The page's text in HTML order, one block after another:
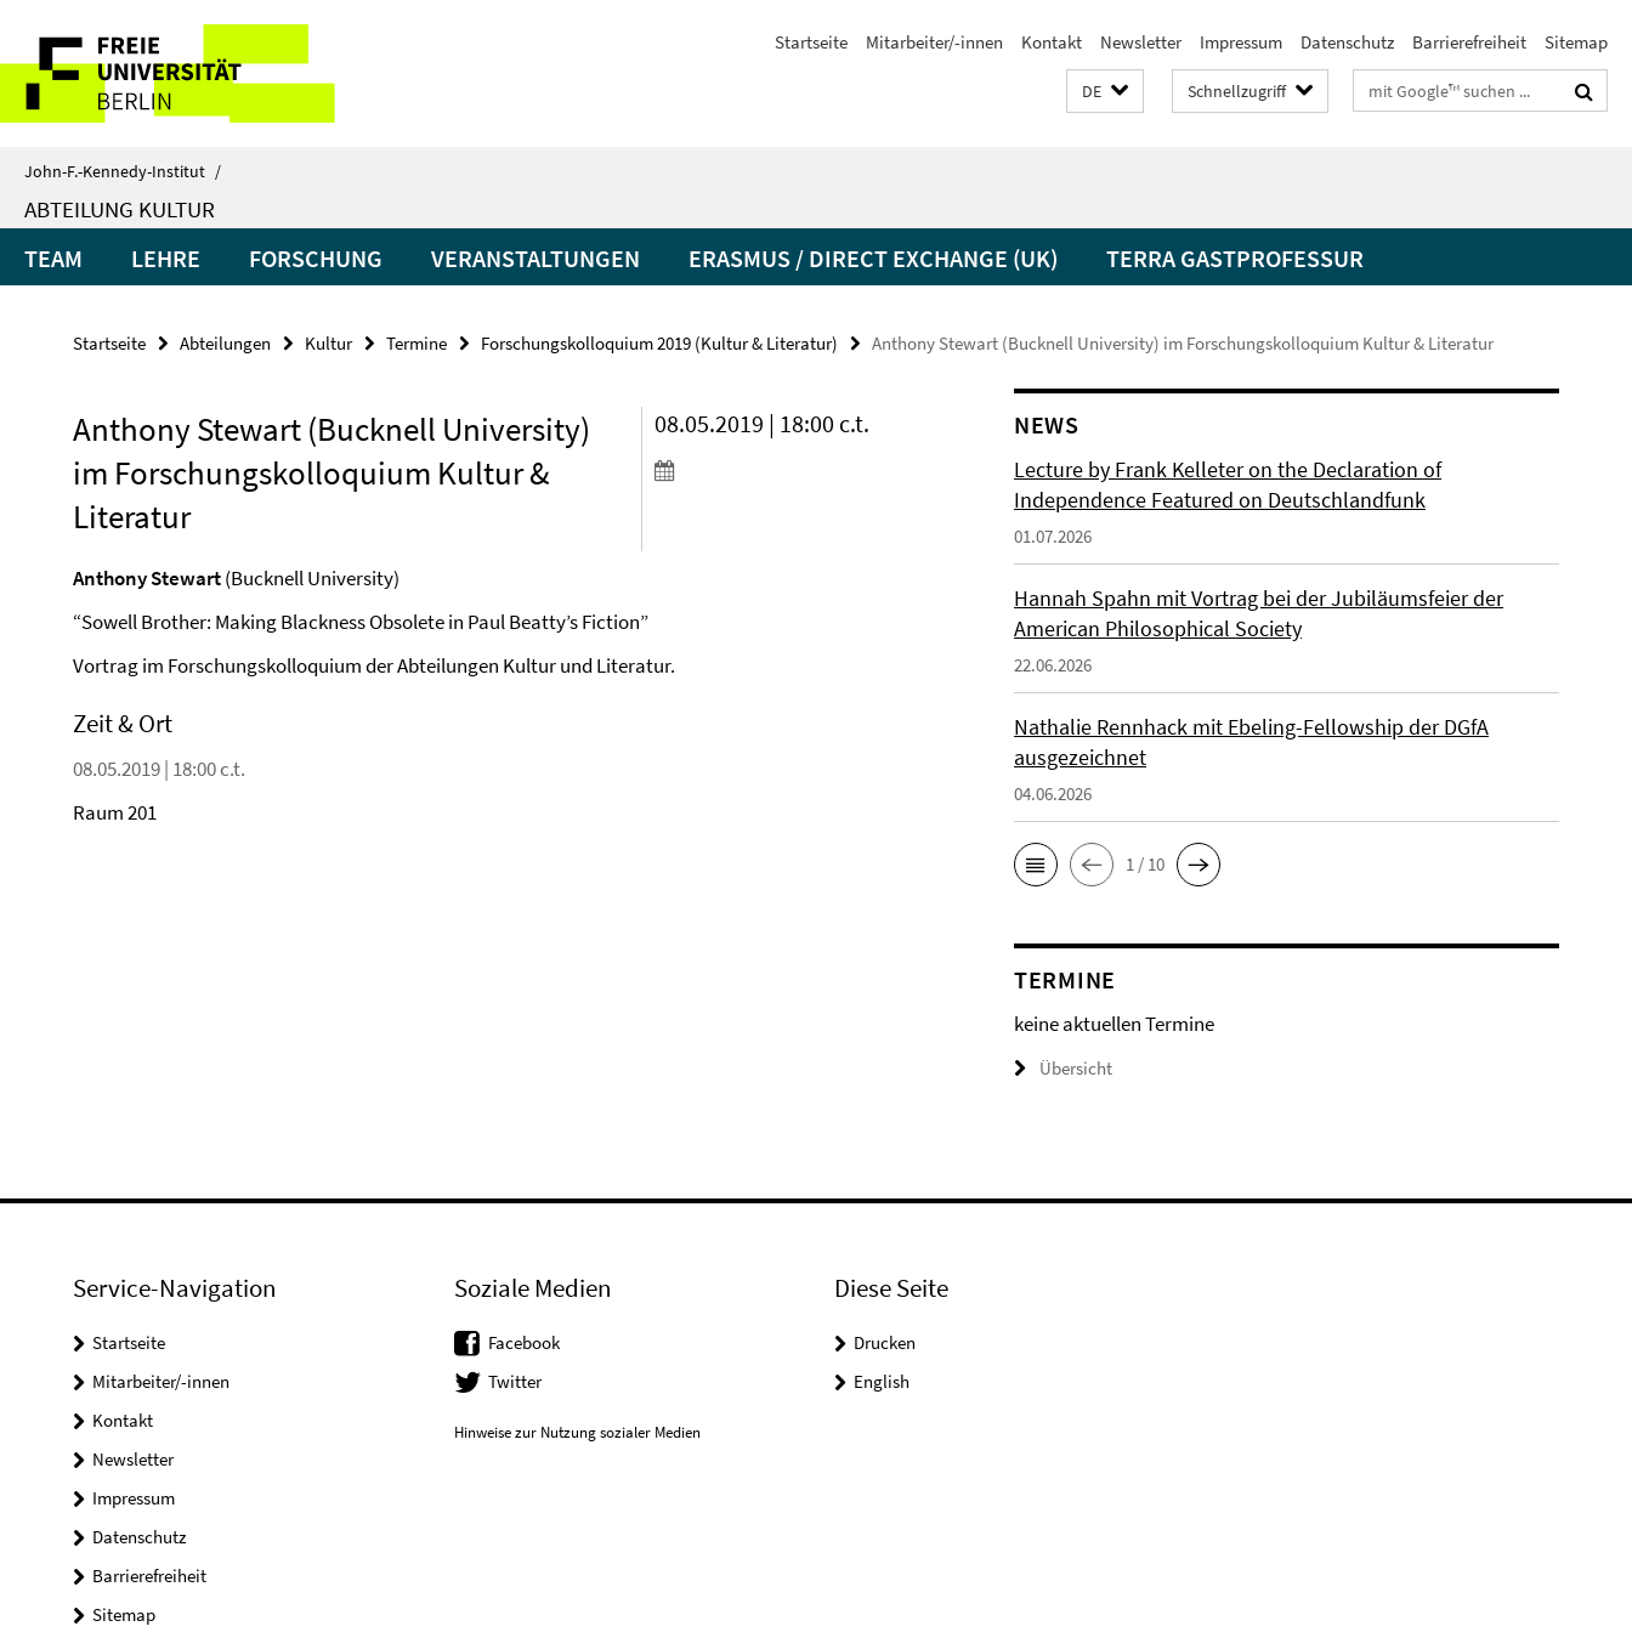
direkt
Inhalt
Service-
Navigation
Startseite Mitarbeiter/-innen Kontakt Newsletter Impressum Datenschutz Barrierefreiheit Sitemap
DE Schnellzugriff Suchbegriffe
John-F.-Kennedy-Institut /
ABTEILUNG KULTUR
TEAM LEHRE FORSCHUNG VERANSTALTUNGEN ERASMUS / DIRECT EXCHANGE (UK) TERRA GASTPROFESSUR
Startseite Abteilungen Kultur Termine Forschungskolloquium 2019 (Kultur & Literatur) Anthony Stewart (Bucknell University) im Forschungskolloquium Kultur & Literatur
Anthony Stewart (Bucknell University)
im Forschungskolloquium Kultur &
Literatur
08.05.2019 | 18:00 c.t.
Anthony Stewart(Bucknell University)
“Sowell Brother: Making Blackness Obsolete in Paul Beatty’s Fiction”
Vortrag im Forschungskolloquium der Abteilungen Kultur und Literatur.
Zeit & Ort
08.05.2019 | 18:00 c.t.
Raum 201
NEWS
Lecture by Frank Kelleter on the Declaration of
Independence Featured on Deutschlandfunk
01.07.2026
Hannah Spahn mit Vortrag bei der Jubiläumsfeier der
American Philosophical Society
22.06.2026
Nathalie Rennhack mit Ebeling-Fellowship der DGfA
ausgezeichnet
04.06.2026
1 / 10
TERMINE
keine aktuellen Termine
Übersicht
Service-Navigation
Startseite
Mitarbeiter/-innen
Kontakt
Newsletter
Impressum
Datenschutz
Barrierefreiheit
Sitemap
Soziale Medien
Facebook
Twitter
Hinweise zur Nutzung sozialer Medien
Diese Seite
Drucken
English